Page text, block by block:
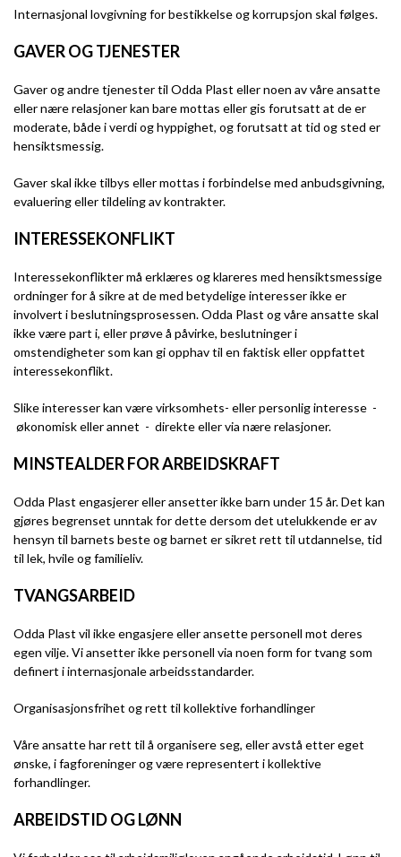
Internasjonal lovgivning for bestikkelse og korrupsjon skal følges.
GAVER OG TJENESTER
Gaver og andre tjenester til Odda Plast eller noen av våre ansatte
eller nære relasjoner kan bare mottas eller gis forutsatt at de er
moderate, både i verdi og hyppighet, og forutsatt at tid og sted er
hensiktsmessig.
Gaver skal ikke tilbys eller mottas i forbindelse med anbudsgivning,
evaluering eller tildeling av kontrakter.
INTERESSEKONFLIKT
Interessekonflikter må erklæres og klareres med hensiktsmessige
ordninger for å sikre at de med betydelige interesser ikke er
involvert i beslutningsprosessen. Odda Plast og våre ansatte skal
ikke være part i, eller prøve å påvirke, beslutninger i
omstendigheter som kan gi opphav til en faktisk eller oppfattet
interessekonflikt.
Slike interesser kan være virksomhets- eller personlig interesse -
økonomisk eller annet - direkte eller via nære relasjoner.
MINSTEALDER FOR ARBEIDSKRAFT
Odda Plast engasjerer eller ansetter ikke barn under 15 år. Det kan
gjøres begrenset unntak for dette dersom det utelukkende er av
hensyn til barnets beste og barnet er sikret rett til utdannelse, tid
til lek, hvile og familieliv.
TVANGSARBEID
Odda Plast vil ikke engasjere eller ansette personell mot deres
egen vilje. Vi ansetter ikke personell via noen form for tvang som
definert i internasjonale arbeidsstandarder.
Organisasjonsfrihet og rett til kollektive forhandlinger
Våre ansatte har rett til å organisere seg, eller avstå etter eget
ønske, i fagforeninger og være representert i kollektive
forhandlinger.
ARBEIDSTID OG LØNN